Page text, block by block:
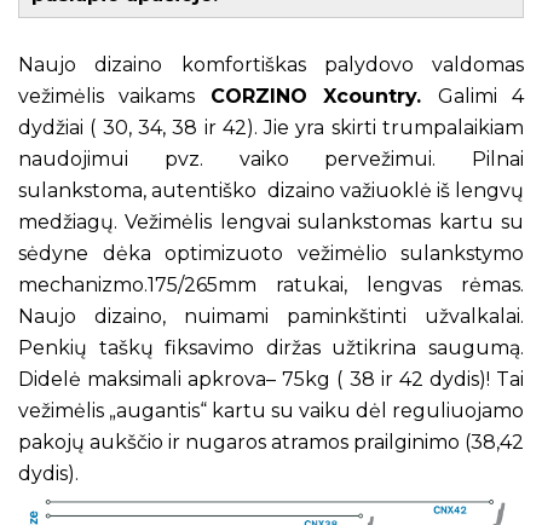
Naujo dizaino komfortiškas palydovo valdomas
vežimėlis vaikams CORZINO Xcountry. Galimi 4
dydžiai ( 30, 34, 38 ir 42). Jie yra skirti trumpalaikiam
naudojimui pvz. vaiko pervežimui. Pilnai
sulankstoma, autentiško dizaino važiuoklė iš lengvų
medžiagų. Vežimėlis lengvai sulankstomas kartu su
sėdyne dėka optimizuoto vežimėlio sulankstymo
mechanizmo.175/265mm ratukai, lengvas rėmas.
Naujo dizaino, nuimami paminkštinti užvalkalai.
Penkių taškų fiksavimo diržas užtikrina saugumą.
Didelė maksimali apkrova– 75kg ( 38 ir 42 dydis)! Tai
vežimėlis „augantis“ kartu su vaiku dėl reguliuojamo
pakojų aukščio ir nugaros atramos prailginimo (38,42
dydis).